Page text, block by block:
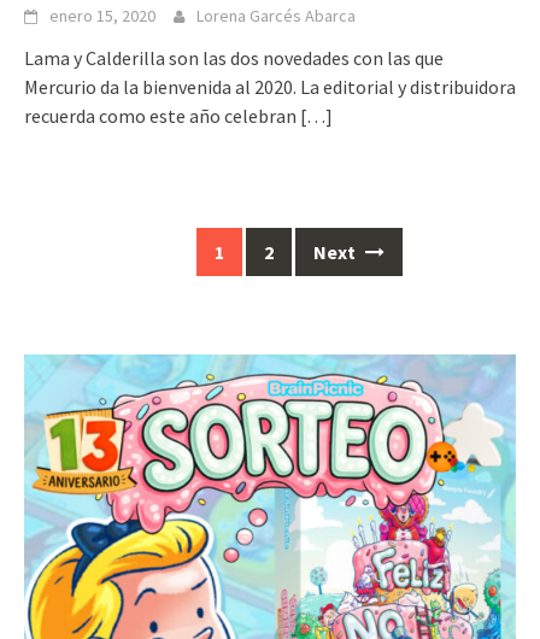
enero 15, 2020 Lorena Garcés Abarca
Lama y Calderilla son las dos novedades con las que
Mercurio da la bienvenida al 2020. La editorial y distribuidora
recuerda como este año celebran […]
1 2 Next